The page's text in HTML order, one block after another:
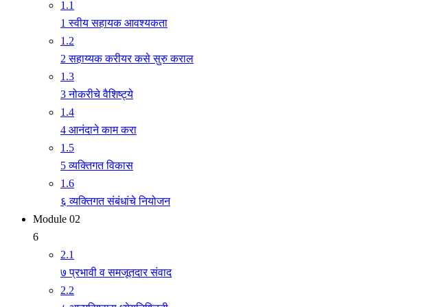
1.1
1 स्वीय सहायक आवश्यकता
1.2
2 सहाय्यक करीयर कसे सुरु कराल
1.3
3 नोकरीचे वैशिष्ट्ये
1.4
4 आनंदाने काम करा
1.5
5 व्यक्तिगत विकास
1.6
६ व्यक्तिगत संबंधांचे नियोजन
Module 02
6
2.1
७ प्रभावी व समजूतदार संवाद
2.2